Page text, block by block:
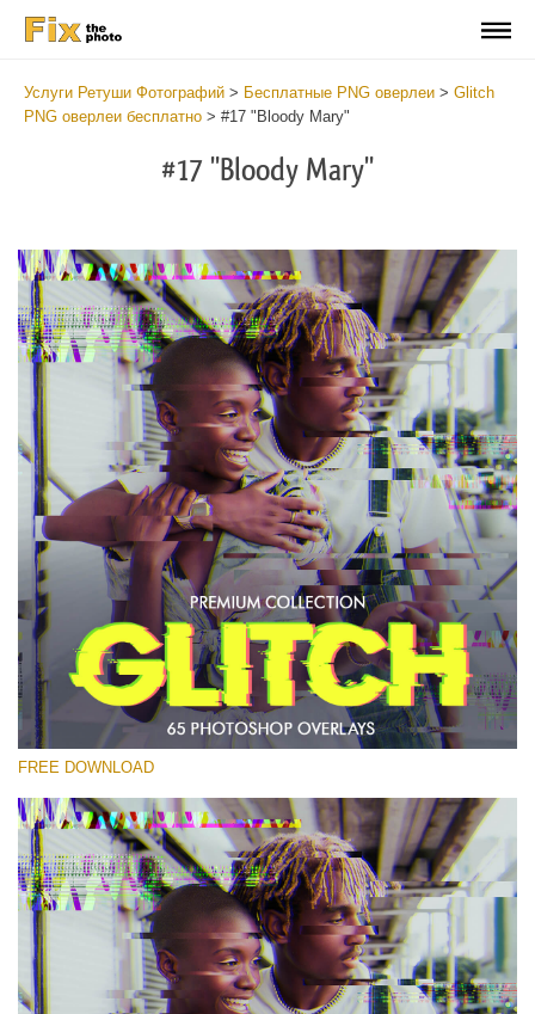
Услуги Ретуши Фотографий > Бесплатные PNG оверлеи > Glitch
PNG оверлеи бесплатно > #17 "Bloody Mary"
#17 "Bloody Mary"
Выберите Вариант
Free PNG Overlay #17
Small 800*533px
Glitch Effect
(65 Overlays)
Fairy Tale (344 Overlays)
Large 6000*4000px
Entire Collection
(1783 Overlays)
Large 6000*4000px
FREE DOWNLOAD